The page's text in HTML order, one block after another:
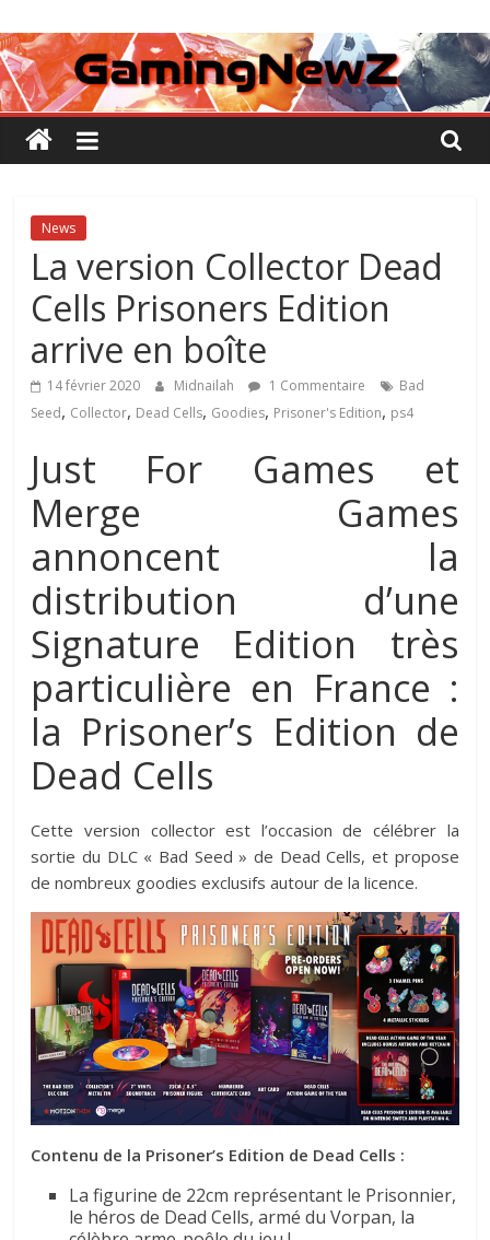
au
contenu
GamingNewZ
Tests
et
Actu
des
vidéo
News
La version Collector Dead
Cells Prisoners Edition
arrive en boîte
14 février 2020 Midnailah 1 Commentaire
Bad
Seed, Collector, Dead Cells, Goodies, Prisoner's Edition, ps4
Just For Games et
Merge Games
annoncent la
distribution d’une
Signature Edition très
particulière en France :
la Prisoner’s Edition de
Dead Cells
Cette version collector est l’occasion de célébrer la
sortie du DLC « Bad Seed » de Dead Cells, et propose
de nombreux goodies exclusifs autour de la licence.
Contenu de la Prisoner’s Edition de Dead Cells :
La figurine de 22cm représentant le Prisonnier,
le héros de Dead Cells, armé du Vorpan, la